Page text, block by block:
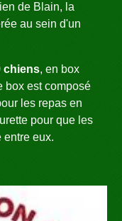
de Blain, la
au sein d'un
chiens, en box
box est composé
les repas en
pour que les
entre eux.